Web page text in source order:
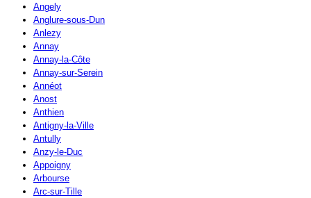
Angely
Anglure-sous-Dun
Anlezy
Annay
Annay-la-Côte
Annay-sur-Serein
Annéot
Anost
Anthien
Antigny-la-Ville
Antully
Anzy-le-Duc
Appoigny
Arbourse
Arc-sur-Tille